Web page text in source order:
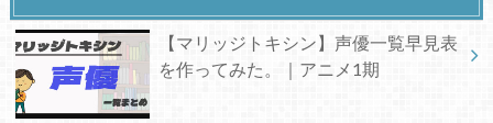
【マリッジトキシン】声優一覧早見表
を作ってみた。｜アニメ1期